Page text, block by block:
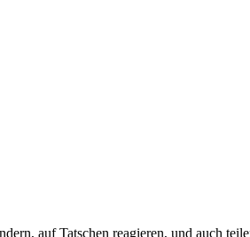
auf Tatschen reagieren, und auch